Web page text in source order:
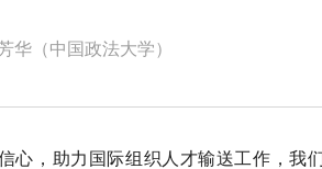
华（中国政法大学）
心，助力国际组织人才输送工作，我